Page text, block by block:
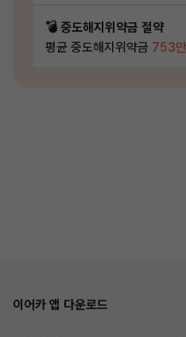
💣 중도해지위약금 절약
평균 중도해지위약금 753
이어카 앱 다운로드